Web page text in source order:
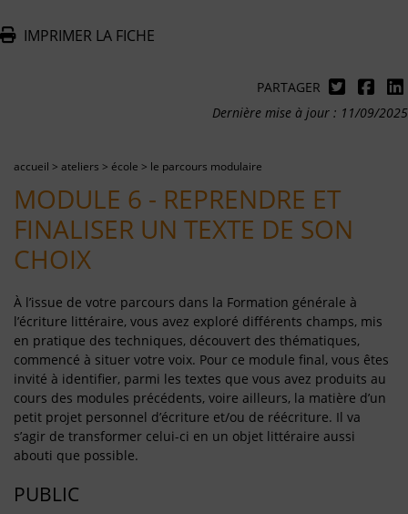
IMPRIMER LA FICHE
PARTAGER
Dernière mise à jour : 11/09/2025
accueil > ateliers > école > le parcours modulaire
MODULE 6 - REPRENDRE ET
FINALISER UN TEXTE DE SON
CHOIX
À l’issue de votre parcours dans la Formation générale à
l’écriture littéraire, vous avez exploré différents champs, mis
en pratique des techniques, découvert des thématiques,
commencé à situer votre voix. Pour ce module final, vous êtes
invité à identifier, parmi les textes que vous avez produits au
cours des modules précédents, voire ailleurs, la matière d’un
petit projet personnel d’écriture et/ou de réécriture. Il va
s’agir de transformer celui-ci en un objet littéraire aussi
abouti que possible.
PUBLIC